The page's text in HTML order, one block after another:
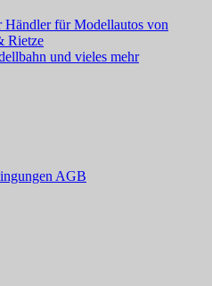
für Modellautos von
Rietze
und vieles mehr
AGB